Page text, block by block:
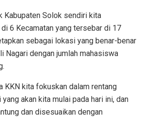
Kabupaten Solok sendiri kita
6 Kecamatan yang tersebar di 17
sebagai lokasi yang benar-benar
Nagari dengan jumlah mahasiswa
KKN kita fokuskan dalam rentang
akan kita mulai pada hari ini, dan
dan disesuaikan dengan